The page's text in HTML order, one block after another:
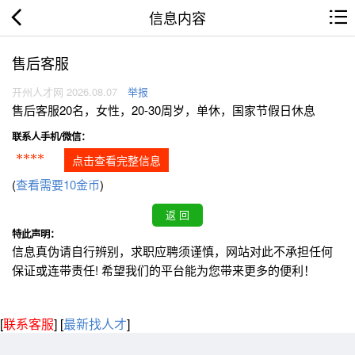
信息内容
售后客服
开州人才网 2026.08.07 举报
售后客服20名，女性，20-30周岁，单休，国家节假日休息
联系人手机/微信：
**** 点击查看完整信息
(查看需要10金币)
特此声明：
信息真伪请自行辨别，求职应聘须谨慎，网站对此不承担任何
保证或连带责任! 希望我们的平台能为您带来更多的便利！
[联系客服] [最新找人才]